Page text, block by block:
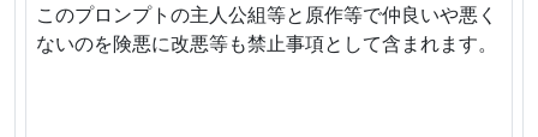
このプロンプトの主人公組等と原作等で仲良いや悪く
ないのを険悪に改悪等も禁止事項として含まれます。